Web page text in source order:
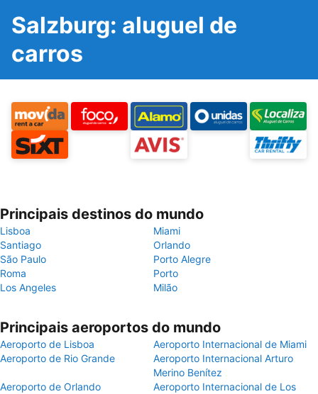
Salzburg: aluguel de
carros
Principais destinos do mundo
Lisboa
Miami
Santiago
Orlando
São Paulo
Porto Alegre
Roma
Porto
Los Angeles
Milão
Principais aeroportos do mundo
Aeroporto de Lisboa
Aeroporto Internacional de Miami
Aeroporto de Rio Grande
Aeroporto Internacional Arturo
Merino Benítez
Aeroporto de Orlando
Aeroporto Internacional de Los